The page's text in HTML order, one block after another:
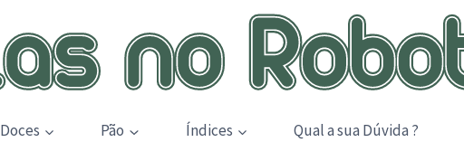
Doces Pão Índices Qual a sua Dúvida ?